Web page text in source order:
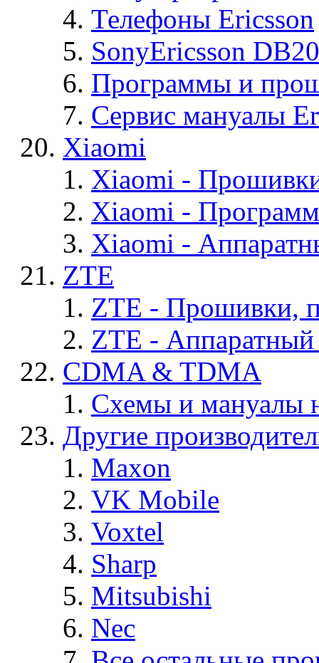
Телефоны Ericsson
SonyEricsson
Программы и
Сервис мануалы
Xiaomi
Xiaomi -
Xiaomi -
Xiaomi -
ZTE
ZTE - Прошивки,
ZTE -
CDMA & TDMA
Схемы и мануалы
Другие
Maxon
VK Mobile
Voxtel
Sharp
Mitsubishi
Nec